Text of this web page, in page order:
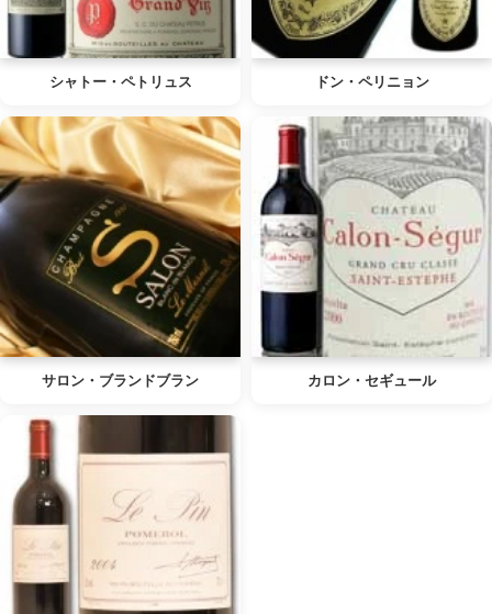
シャトー・ペトリュス ドン・ペリニョン
サロン・ブランドブラン カロン・セギュール